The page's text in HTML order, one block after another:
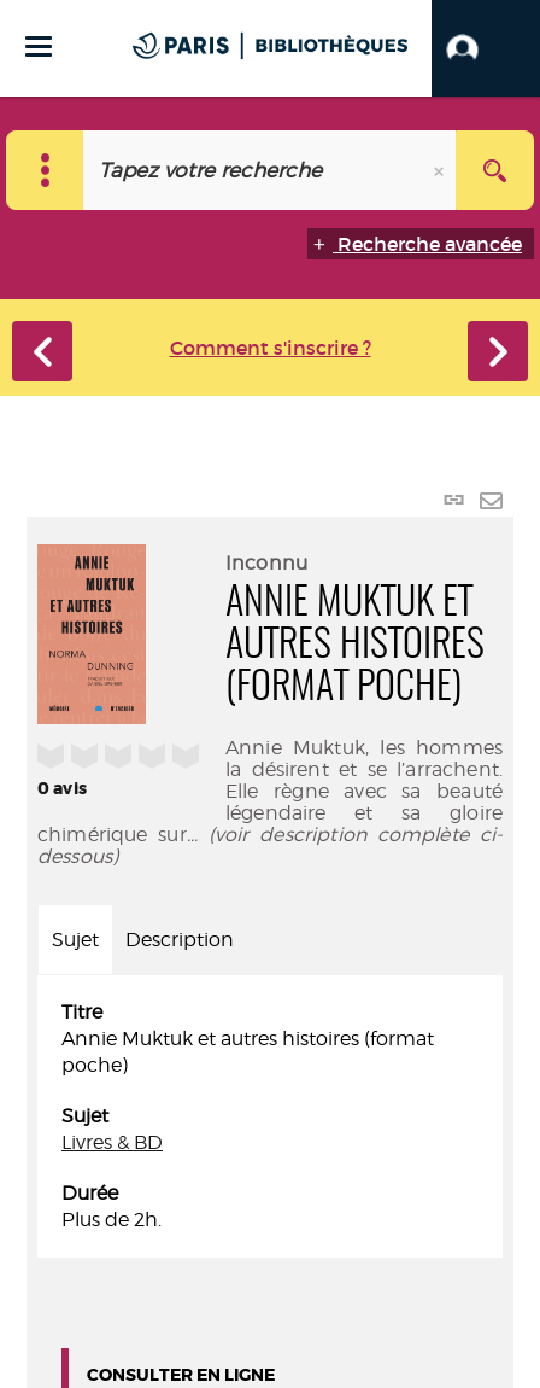
Recherche avancée
Comment s'inscrire ?
Lien
0avis
Inconnu
ANNIE MUKTUK ET
AUTRES HISTOIRES
(FORMAT POCHE)
Annie Muktuk, les hommes
la désirent et se l’arrachent.
Elle règne avec sa beauté
légendaire et sa gloire
chimérique sur... (voir description complète ci-
dessous)
Sujet Description
Titre
Annie Muktuk et autres histoires (format
poche)
Sujet
Livres & BD
Durée
Plus de 2h.
CONSULTER EN LIGNE